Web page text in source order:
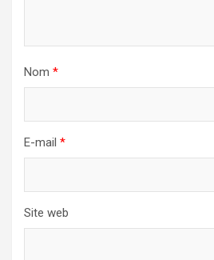
Nom *
E-mail *
Site web